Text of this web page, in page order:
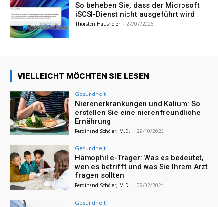
So beheben Sie, dass der Microsoft
iSCSI-Dienst nicht ausgeführt wird
Thorsten Haushofer - 27/07/2026
VIELLEICHT MÖCHTEN SIE LESEN
Gesundheit
Nierenerkrankungen und Kalium: So
erstellen Sie eine nierenfreundliche
Ernährung
Ferdinand Schöler, M.D. - 29/10/2022
Gesundheit
Hämophilie-Träger: Was es bedeutet,
wen es betrifft und was Sie Ihrem Arzt
fragen sollten
Ferdinand Schöler, M.D. - 09/02/2024
Gesundheit